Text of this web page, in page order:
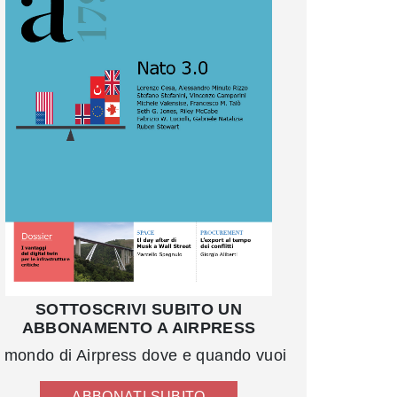
SOTTOSCRIVI SUBITO UN
ABBONAMENTO A AIRPRESS
mondo di Airpress dove e quando vuoi